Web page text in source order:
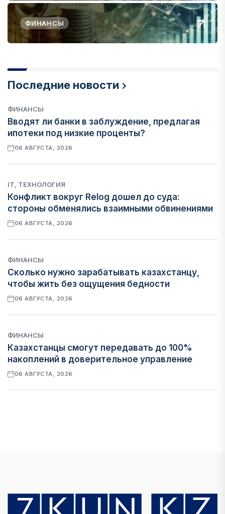
ФИНАНСЫ
Последние новости
ФИНАНСЫ
Вводят ли банки в заблуждение, предлагая
ипотеки под низкие проценты?
06 АВГУСТА, 2026
IT, ТЕХНОЛОГИЯ
Конфликт вокруг Relog дошел до суда:
стороны обменялись взаимными обвинениями
06 АВГУСТА, 2026
ФИНАНСЫ
Сколько нужно зарабатывать казахстанцу,
чтобы жить без ощущения бедности
06 АВГУСТА, 2026
ФИНАНСЫ
Казахстанцы смогут передавать до 100%
накоплений в доверительное управление
06 АВГУСТА, 2026
На что Казахстан потратил больше всего в
нежилом строительстве